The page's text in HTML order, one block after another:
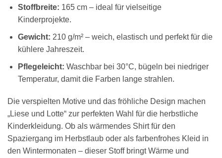
Stoffbreite: 165 cm – ideal für vielseitige
Kinderprojekte.
Gewicht: 210 g/m² – weich, elastisch und perfekt für die
kühlere Jahreszeit.
Pflegeleicht: Waschbar bei 30°C, bügeln bei niedriger
Temperatur, damit die Farben lange strahlen.
Die verspielten Motive und das fröhliche Design machen
„Liese und Lotte“ zur perfekten Wahl für die herbstliche
Kinderkleidung. Ob als wärmendes Shirt für den
Spaziergang im Herbstlaub oder als farbenfrohes Kleid in
den Wintermonaten – dieser Stoff bringt Wärme und